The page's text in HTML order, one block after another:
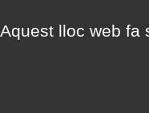
Aquest lloc web fa